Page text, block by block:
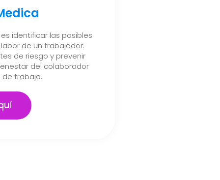
identificar las posibles
de un trabajador.
de riesgo y prevenir
del colaborador
trabajo.